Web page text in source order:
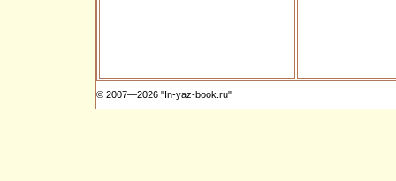
© 2007—2026 "In-yaz-book.ru"